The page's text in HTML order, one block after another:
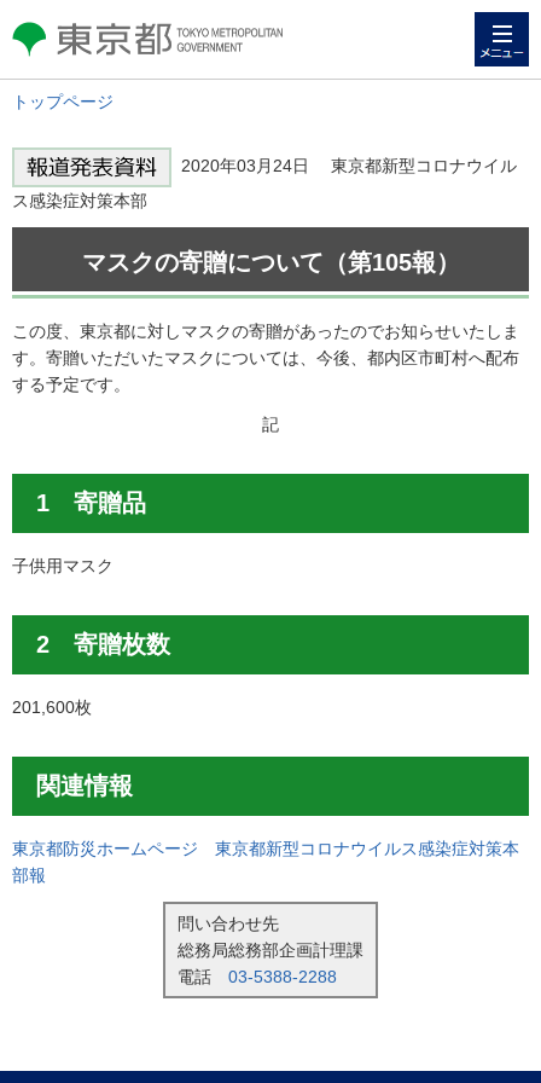
東京都 TOKYO METROPOLITAN
GOVERNMENT
トップページ
2020年03月24日 東京都新型コロナウイル
ス感染症対策本部
マスクの寄贈について（第105報）
この度、東京都に対しマスクの寄贈があったのでお知らせいたしま
す。寄贈いただいたマスクについては、今後、都内区市町村へ配布
する予定です。
記
1 寄贈品
子供用マスク
2 寄贈枚数
201,600枚
関連情報
東京都防災ホームページ 東京都新型コロナウイルス感染症対策本
部報
問い合わせ先
総務局総務部企画計理課
電話 03-5388-2288